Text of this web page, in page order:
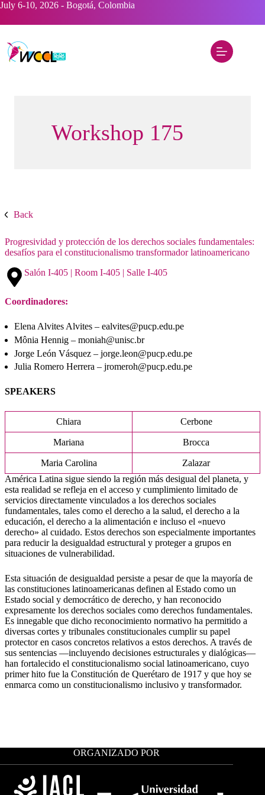
Saltar
contenido
July 6-10, 2026 - Bogotá, Colombia
Workshop 175
Back
Progresividad y protección de los derechos sociales fundamentales:
desafíos para el constitucionalismo transformador latinoamericano
Salón I-405 | Room I-405 | Salle I-405
Coordinadores:
Elena Alvites Alvites – ealvites@pucp.edu.pe
Mônia Hennig – moniah@unisc.br
Jorge León Vásquez – jorge.leon@pucp.edu.pe
Julia Romero Herrera – jromeroh@pucp.edu.pe
SPEAKERS
Chiara Cerbone
Mariana Brocca
Maria Carolina
Zalazar
América Latina sigue siendo la región más desigual del planeta, y
esta realidad se refleja en el acceso y cumplimiento limitado de
servicios directamente vinculados a los derechos sociales
fundamentales, tales como el derecho a la salud, el derecho a la
educación, el derecho a la alimentación e incluso el «nuevo
derecho» al cuidado. Estos derechos son especialmente importantes
para reducir la desigualdad estructural y proteger a grupos en
situaciones de vulnerabilidad.
Esta situación de desigualdad persiste a pesar de que la mayoría de
las constituciones latinoamericanas definen al Estado como un
Estado social y democrático de derecho, y han reconocido
expresamente los derechos sociales como derechos fundamentales.
Es innegable que dicho reconocimiento normativo ha permitido a
diversas cortes y tribunales constitucionales cumplir su papel
protector en casos concretos relativos a estos derechos. A través de
sus sentencias —incluyendo decisiones estructurales y dialógicas—
han fortalecido el constitucionalismo social latinoamericano, cuyo
primer hito fue la Constitución de Querétaro de 1917 y que hoy se
enmarca como un constitucionalismo inclusivo y transformador.
ORGANIZADO POR